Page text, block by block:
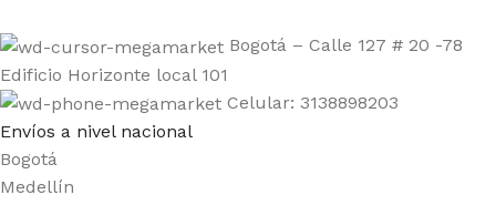
Bogotá – Calle 127 # 20 -78
Edificio Horizonte local 101
Celular: 3138898203
Envíos a nivel nacional
Bogotá
Medellín